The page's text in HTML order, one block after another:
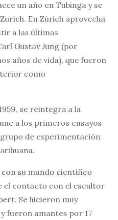
un año en Tubinga y se
En Zúrich aprovecha
a las últimas
Gustav Jung (por
años de vida), que fueron
como
se reintegra a la
a los primeros ensayos
de experimentación
su mundo científico
contacto con el escultor
Se hicieron muy
fueron amantes por 17